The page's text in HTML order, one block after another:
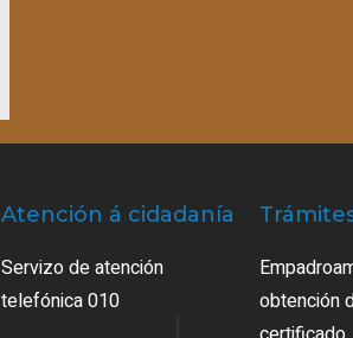
Atención á cidadanía
Servizo de atención
telefónica 010
obtención